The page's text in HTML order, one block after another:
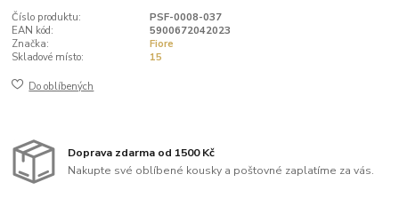
Číslo produktu:
PSF-0008-037
EAN kód:
5900672042023
Značka:
Fiore
Skladové místo:
15
Do oblíbených
Doprava zdarma od 1500 Kč
Nakupte své oblíbené kousky a poštovné zaplatíme za vás.